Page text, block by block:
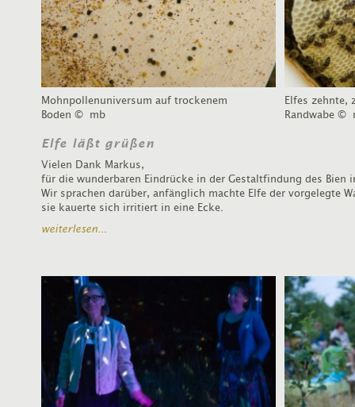
Mohnpollenuniversum auf trockenem
Boden © mb
Elfes zehnte,
Randwabe©
Elfe läßt grüßen
Vielen Dank Markus,
für die wunderbaren Eindrücke in der Gestaltfindung des Bien
Wir sprachen darüber, anfänglich machte Elfe der vorgelegte
sie kauerte sich irritiert in eine Ecke.
weiterlesen...